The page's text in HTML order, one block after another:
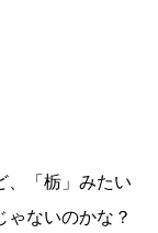
、「栃」みたい
ゃないのかな？